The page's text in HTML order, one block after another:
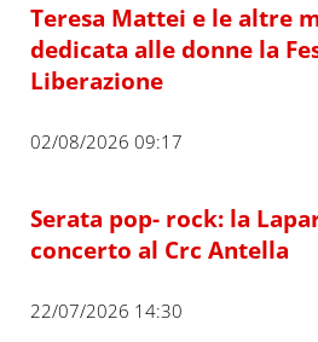
Teresa Mattei e le altre
dedicata alle donne la
Liberazione
02/08/2026 09:17
Serata pop- rock: la
concerto al Crc Antella
22/07/2026 14:30